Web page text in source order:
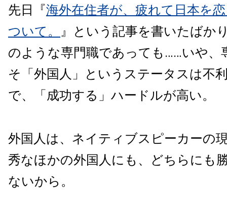
先日『海外在住者が、疲れて日本を
ついて。
』という記事を書いたばか
のような専門職であっても……いや、
そ「外国人」というステータスは不
で、「成功する」ハードルが高い。
外国人は、ネイティブスピーカーの
秀なほかの外国人にも、どちらにも
ないから。